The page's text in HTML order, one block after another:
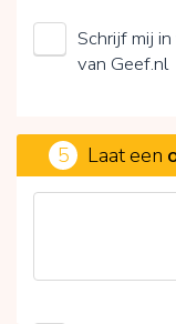
Schrijf mij
van Geef.nl
5 Laat een